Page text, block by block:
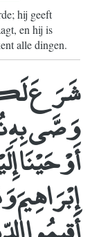
hij geeft
en hij is
alle dingen.
شَرَعَ
وَصَّى بِهِ
أَوْحَيْنَا